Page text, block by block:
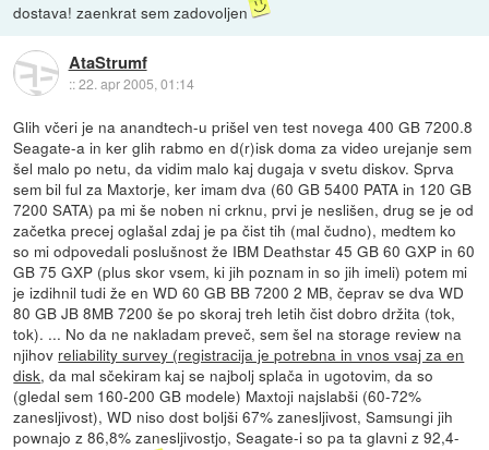
dostava! zaenkrat sem zadovoljen
AtaStrumf
::22. apr 2005, 01:14
Glih včeri je na anandtech-u prišel ven test novega 400 GB 7200.8
Seagate-a in ker glih rabmo en d(r)isk doma za video urejanje sem
šel malo po netu, da vidim malo kaj dugaja v svetu diskov. Sprva
sem bil ful za Maxtorje, ker imam dva (60 GB 5400 PATA in 120 GB
7200 SATA) pa mi še noben ni crknu, prvi je neslišen, drug se je od
začetka precej oglašal zdaj je pa čist tih (mal čudno), medtem ko
so mi odpovedali poslušnost že IBM Deathstar 45 GB 60 GXP in 60
GB 75 GXP (plus skor vsem, ki jih poznam in so jih imeli) potem mi
je izdihnil tudi že en WD 60 GB BB 7200 2 MB, čeprav se dva WD
80 GB JB 8MB 7200 še po skoraj treh letih čist dobro držita (tok,
tok). ... No da ne nakladam preveč, sem šel na storage review na
njihov reliability survey (registracija je potrebna in vnos vsaj za en
disk, da mal sčekiram kaj se najbolj splača in ugotovim, da so
(gledal sem 160-200 GB modele) Maxtoji najslabši (60-72%
zanesljivost), WD niso dost boljši 67% zanesljivost, Samsungi jih
pownajo z 86,8% zanesljivostjo, Seagate-i so pa ta glavni z 92,4-